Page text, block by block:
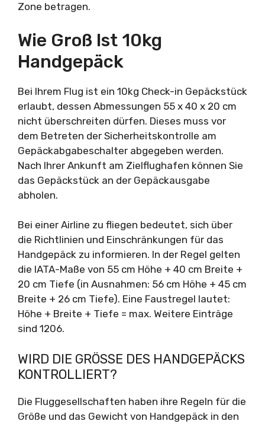
Zone betragen.
Wie Groß Ist 10kg
Handgepäck
Bei Ihrem Flug ist ein 10kg Check-in Gepäckstück
erlaubt, dessen Abmessungen 55 x 40 x 20 cm
nicht überschreiten dürfen. Dieses muss vor
dem Betreten der Sicherheitskontrolle am
Gepäckabgabeschalter abgegeben werden.
Nach Ihrer Ankunft am Zielflughafen können Sie
das Gepäckstück an der Gepäckausgabe
abholen.
Bei einer Airline zu fliegen bedeutet, sich über
die Richtlinien und Einschränkungen für das
Handgepäck zu informieren. In der Regel gelten
die IATA-Maße von 55 cm Höhe + 40 cm Breite +
20 cm Tiefe (in Ausnahmen: 56 cm Höhe + 45 cm
Breite + 26 cm Tiefe). Eine Faustregel lautet:
Höhe + Breite + Tiefe = max. Weitere Einträge
sind 1206.
WIRD DIE GRÖSSE DES HANDGEPÄCKS K
ONTROLLIERT?
Die Fluggesellschaften haben ihre Regeln für die
Größe und das Gewicht von Handgepäck in den